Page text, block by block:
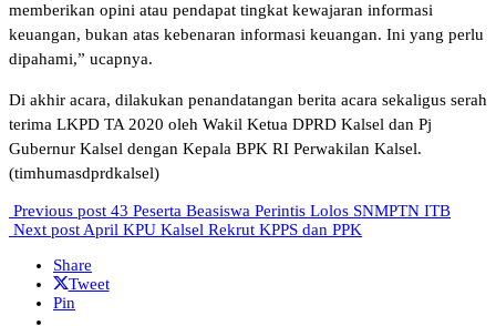
memberikan opini atau pendapat tingkat kewajaran informasi
keuangan, bukan atas kebenaran informasi keuangan. Ini yang perlu
dipahami,” ucapnya.
Di akhir acara, dilakukan penandatangan berita acara sekaligus serah
terima LKPD TA 2020 oleh Wakil Ketua DPRD Kalsel dan Pj
Gubernur Kalsel dengan Kepala BPK RI Perwakilan Kalsel.
(timhumasdprdkalsel)
Previous post 43 Peserta Beasiswa Perintis Lolos SNMPTN ITB
Next postApril KPU Kalsel Rekrut KPPS dan PPK
Share
Tweet
Pin